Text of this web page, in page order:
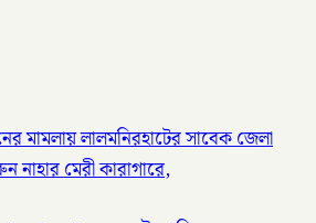
মামলায় লালমনিরহাটের সাবেক জেলা
নাহার মেরী কারাগারে,